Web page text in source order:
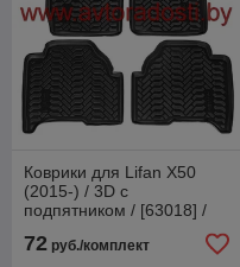
Коврики для Lifan X50
(2015-) / 3D c
подпятником / [63018] /
72 руб./комплект